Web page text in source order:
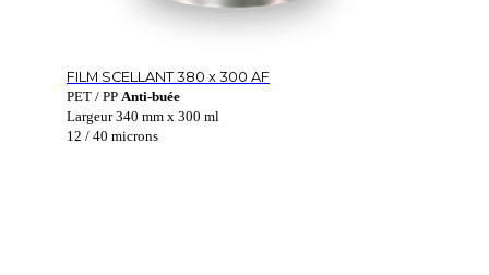
FILM SCELLANT 380 x 300 AF
PET / PP Anti-buée
Largeur 340 mm x 300 ml
12 / 40 microns